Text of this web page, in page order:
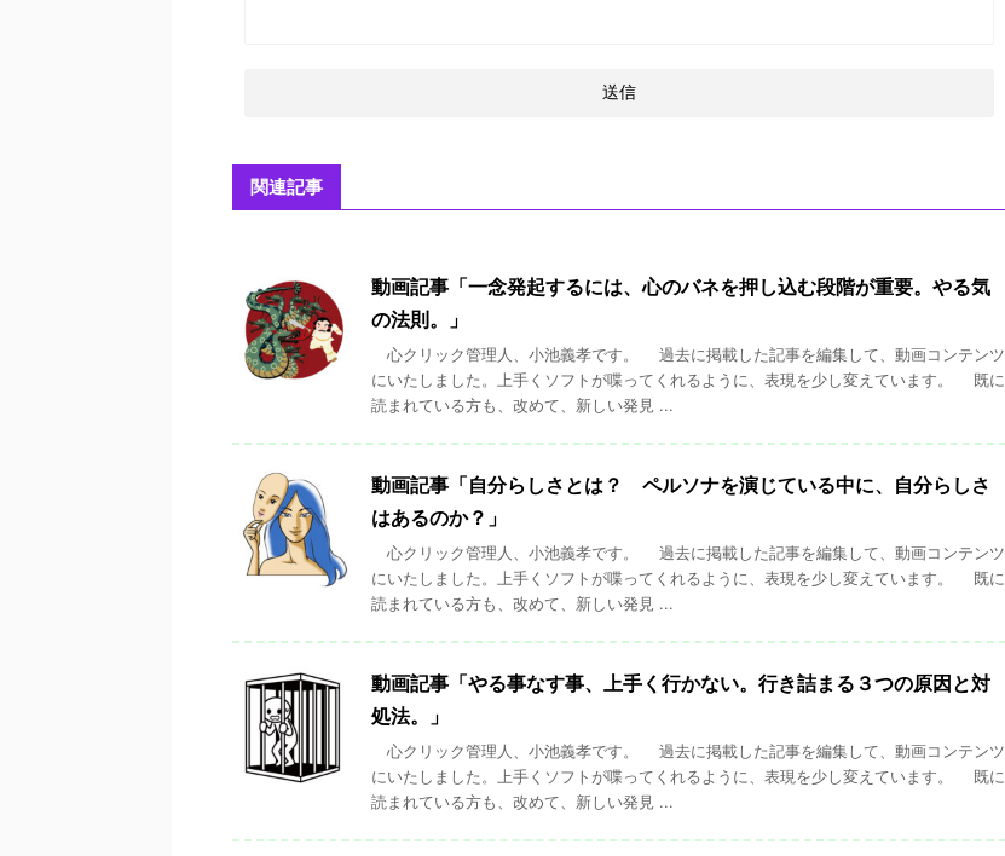
関連記事
動画記事「一念発起するには、心のバネを押し込む段階が重要。やる気
の法則。」
心クリック管理人、小池義孝です。 過去に掲載した記事を編集して、動画コンテンツ
にいたしました。上手くソフトが喋ってくれるように、表現を少し変えています。 既に
読まれている方も、改めて、新しい発見 ...
動画記事「自分らしさとは？ ペルソナを演じている中に、自分らしさ
はあるのか？」
心クリック管理人、小池義孝です。 過去に掲載した記事を編集して、動画コンテンツ
にいたしました。上手くソフトが喋ってくれるように、表現を少し変えています。 既に
読まれている方も、改めて、新しい発見 ...
動画記事「やる事なす事、上手く行かない。行き詰まる３つの原因と対
処法。」
心クリック管理人、小池義孝です。 過去に掲載した記事を編集して、動画コンテンツ
にいたしました。上手くソフトが喋ってくれるように、表現を少し変えています。 既に
読まれている方も、改めて、新しい発見 ...